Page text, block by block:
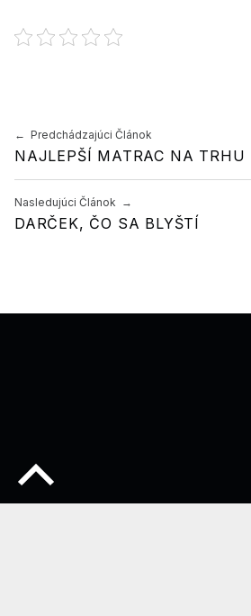
Preskočiť späť na hlavnú navigáciu
Navigácia v článku
Predchádzajúci Článok
NAJLEPŠÍ MATRAC NA TRHU
Nasledujúci Článok
DARČEK, ČO SA BLYŠTÍ